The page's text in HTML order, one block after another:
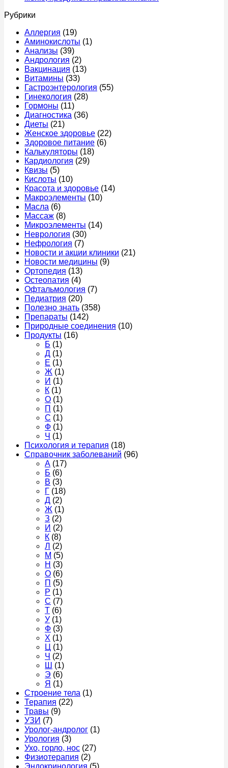
Рубрики
Аллергия (19)
Аминокислоты (1)
Анализы (39)
Андрология (2)
Вакцинация (13)
Витамины (33)
Гастроэнтерология (55)
Гинекология (28)
Гормоны (11)
Диагностика (36)
Диеты (21)
Женское здоровье (22)
Здоровое питание (6)
Калькуляторы (18)
Кардиология (29)
Квизы (5)
Кислоты (10)
Красота и здоровье (14)
Макроэлементы (10)
Масла (6)
Массаж (8)
Микроэлементы (14)
Неврология (30)
Нефрология (7)
Новости и акции клиники (21)
Новости медицины (9)
Ортопедия (13)
Остеопатия (4)
Офтальмология (7)
Педиатрия (20)
Полезно знать (358)
Препараты (142)
Природные соединения (10)
Продукты (16)
Б (1)
Д (1)
Е (1)
Ж (1)
И (1)
К (1)
О (1)
П (1)
С (1)
Ф (1)
Ч (1)
Психология и терапия (18)
Справочник заболеваний (96)
А (17)
Б (6)
В (3)
Г (18)
Д (2)
Ж (1)
З (2)
И (2)
К (8)
Л (2)
М (5)
Н (3)
О (6)
П (5)
Р (1)
С (7)
Т (6)
У (1)
Ф (3)
Х (1)
Ц (1)
Ч (2)
Ш
(1)
Э (6)
Я (1)
Строение тела (1)
Терапия (22)
Травы (9)
УЗИ (7)
Уролог-андролог (1)
Урология (3)
Ухо, горло, нос (27)
Физиотерапия (2)